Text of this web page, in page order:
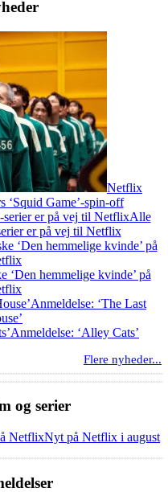
Netflix
‘Squid Game’-spin-off
Alle
er på vej til Netflix
‘Den hemmelige kvinde’ på
Anmeldelse: ‘The Last
Anmeldelse: ‘Alley Cats’
Flere nyheder...
og serier
Nyt på Netflix i august